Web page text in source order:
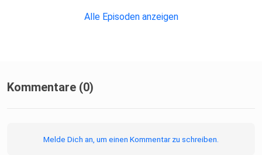
Alle Episoden anzeigen
Kommentare (0)
Melde Dich an, um einen Kommentar zu schreiben.